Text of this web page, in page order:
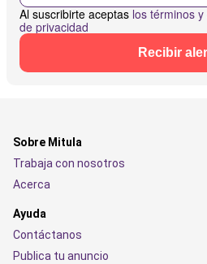
Al suscribirte aceptas los términos
de privacidad
Recibir
Sobre Mitula
Trabaja con nosotros
Acerca
Ayuda
Contáctanos
Publica tu anuncio